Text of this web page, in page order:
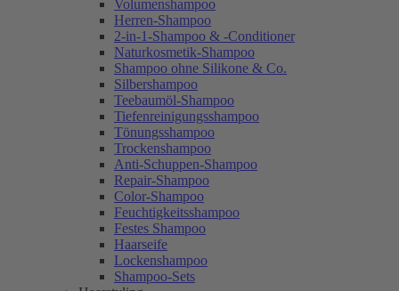
Volumenshampoo
Herren-Shampoo
2-in-1-Shampoo & -Conditioner
Naturkosmetik-Shampoo
Shampoo ohne Silikone & Co.
Silbershampoo
Teebaumöl-Shampoo
Tiefenreinigungsshampoo
Tönungsshampoo
Trockenshampoo
Anti-Schuppen-Shampoo
Repair-Shampoo
Color-Shampoo
Feuchtigkeitsshampoo
Festes Shampoo
Haarseife
Lockenshampoo
Shampoo-Sets